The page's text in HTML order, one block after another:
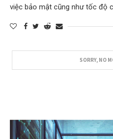
việc bảo mật cũng như tốc độ
SORRY, NO